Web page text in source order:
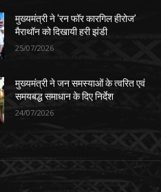
मुख्यमंत्री ने ‘रन फॉर कारगिल हीरोज’
मैराथॉन को दिखायी हरी झंडी
25/07/2026
मुख्यमंत्री ने जन समस्याओं के त्वरित एवं
समयबद्ध समाधान के दिए निर्देश
24/07/2026